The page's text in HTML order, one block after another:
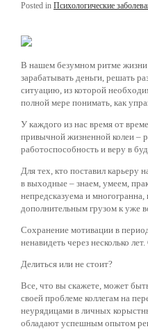
Posted in Психологические
В нашем безумном ритме жизни
зарабатывать деньги, решать
ситуацию, из которой
полной мере понимать, как
У каждого из нас время от
привычной жизненной колеи –
работоспособность и веру в
Для тех, кто поставил карьеру
в выходные – знаем, умеем,
непредсказуема и
дополнительным грузом к уже
Сохранение мотивации в
ненавидеть через несколько
Делиться или не стоит?
Все, что вы скажете, может
своей проблеме коллегам на
неурядицами в личных
обладают успешным опытом